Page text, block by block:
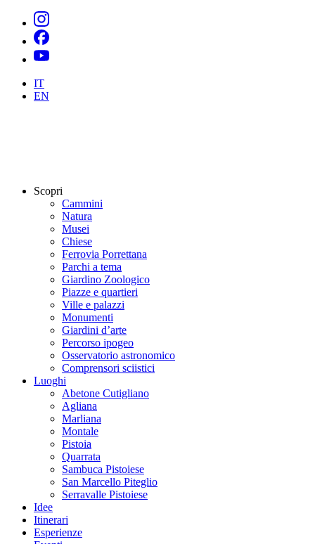
IT
EN
Scopri
Cammini
Natura
Musei
Chiese
Ferrovia Porrettana
Parchi a tema
Giardino Zoologico
Piazze e quartieri
Ville e palazzi
Monumenti
Giardini d’arte
Percorso ipogeo
Osservatorio astronomico
Comprensori sciistici
Luoghi
Abetone Cutigliano
Agliana
Marliana
Montale
Pistoia
Quarrata
Sambuca Pistoiese
San Marcello Piteglio
Serravalle Pistoiese
Idee
Itinerari
Esperienze